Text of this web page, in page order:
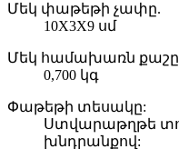
Մեկ փաթեթի չափը.
10X3X9 սմ
Մեկ համախառն
0,700 կգ
Փաթեթի տեսակը:
Ստվարաթղթե
խնդրանքով: